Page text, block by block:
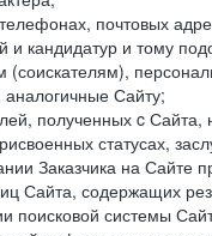
почтовых
и кандидатур и тому
(соискателям),
Сайту;
полученных c
статусах,
Заказчика на Сайте
Сайта, содержащих
системы